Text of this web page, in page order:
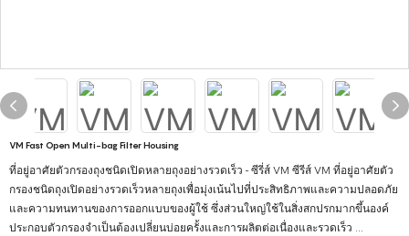
VM Fast Open Multi-bag Filter Housing
ที่อยู่อาศัยตัวกรองถุงชนิดเปิดหลายถุงอย่างรวดเร็ว - ซีรี่ส์ VM ซีรีส์ VM ที่อยู่อาศัยตัว
กรองชนิดถุงเปิดอย่างรวดเร็วหลายถุงเพื่อมุ่งเน้นไปที่ประสิทธิภาพและความปลอดภัย
และความทนทานของการออกแบบของผู้ใช้ ซึ่งส่วนใหญ่ใช้ในสิ่งสกปรกมากขึ้นองค์
ประกอบตัวกรองจำเป็นต้องเปลี่ยนบ่อยครั้งและการผลิตต่อเนื่องและรวดเร็ว ...